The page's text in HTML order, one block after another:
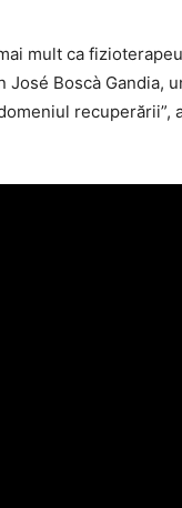
mult ca
Boscà Gandia,
recuperării”,